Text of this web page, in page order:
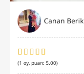
Canan Berik
(1 oy, puan: 5.00)